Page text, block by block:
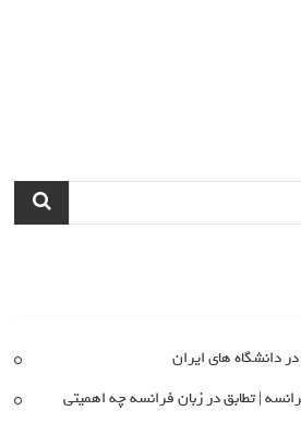
دانشگاه های ایران
| تطابق در زبان فرانسه چه اهمیتی